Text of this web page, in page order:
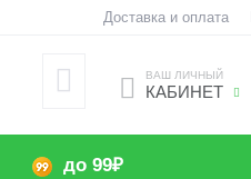
Доставка и оплата
ВАШ ЛИЧНЫЙ
КАБИНЕТ
до 99₽